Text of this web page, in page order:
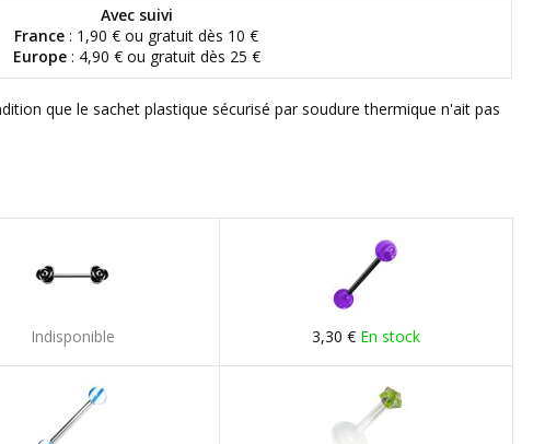
Avec suivi
France : 1,90 € ou gratuit dès 10 €
Europe: 4,90 € ou gratuit dès 25 €
que le sachet plastique sécurisé par soudure thermique n'ait pas
Indisponible 3,30 € En stock